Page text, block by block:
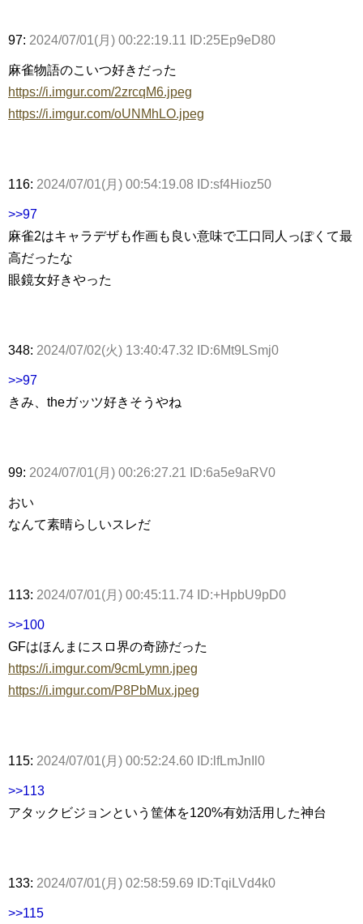
97: 2024/07/01(月) 00:22:19.11 ID:25Ep9eD80
麻雀物語のこいつ好きだった
https://i.imgur.com/2zrcqM6.jpeg
https://i.imgur.com/oUNMhLO.jpeg
116: 2024/07/01(月) 00:54:19.08 ID:sf4Hioz50
>>97
麻雀2はキャラデザも作画も良い意味で工口同人っぽくて最
高だったな
眼鏡女好きやった
348: 2024/07/02(火) 13:40:47.32 ID:6Mt9LSmj0
>>97
きみ、theガッツ好きそうやね
99: 2024/07/01(月) 00:26:27.21 ID:6a5e9aRV0
おい
なんて素晴らしいスレだ
113: 2024/07/01(月) 00:45:11.74 ID:+HpbU9pD0
>>100
GFはほんまにスロ界の奇跡だった
https://i.imgur.com/9cmLymn.jpeg
https://i.imgur.com/P8PbMux.jpeg
115: 2024/07/01(月) 00:52:24.60 ID:lfLmJnIl0
>>113
アタックビジョンという筐体を120%有効活用した神台
133: 2024/07/01(月) 02:58:59.69 ID:TqiLVd4k0
>>115